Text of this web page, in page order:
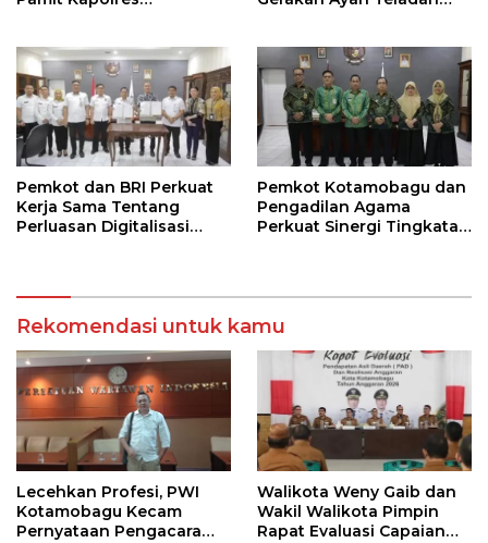
Pemkot dan BRI Perkuat
Kerja Sama Tentang
Perluasan Digitalisasi
Pemkot Kotamobagu dan
Pengadilan Agama
Perkuat Sinergi Tingkatan
Rekomendasi untuk kamu
Lecehkan Profesi, PWI
Kotamobagu Kecam
Pernyataan Pengacara
Walikota Weny Gaib dan
Wakil Walikota Pimpin
Rapat Evaluasi Capaian